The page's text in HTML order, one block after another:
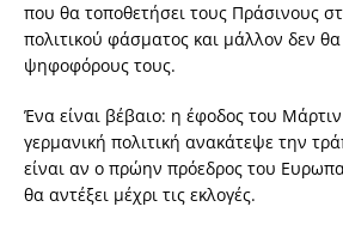
που θα τοποθετήσει τους Πράσινους
πολιτικού φάσματος και μάλλον δεν θα
ψηφοφόρους τους.
Ένα είναι βέβαιο: η έφοδος του
γερμανική πολιτική ανακάτεψε την
είναι αν ο πρώην πρόεδρος του
θα αντέξει μέχρι τις εκλογές.